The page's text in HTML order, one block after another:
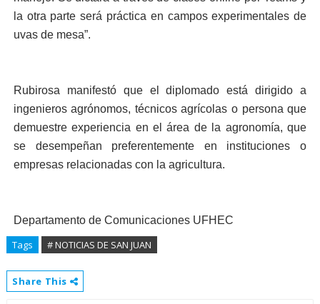
la otra parte será práctica en campos experimentales de
uvas de mesa”.
Rubirosa manifestó que el diplomado está dirigido a
ingenieros agrónomos, técnicos agrícolas o persona que
demuestre experiencia en el área de la agronomía, que
se desempeñan preferentemente en instituciones o
empresas relacionadas con la agricultura.
Departamento de Comunicaciones UFHEC
Tags # NOTICIAS DE SAN JUAN
Share This